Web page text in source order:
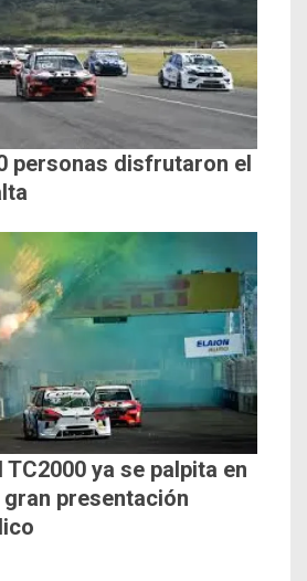
personas disfrutaron el
ya se palpita en
presentación